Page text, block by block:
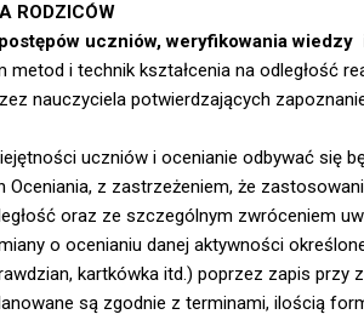
RODZICÓW
uczniów, weryfikowania
metod i technik kształcenia na odległość
nauczyciela potwierdzających
uczniów i ocenianie odbywać się
z zastrzeżeniem, że
oraz ze szczególnym zwróceniem
o ocenianiu danej aktywności
kartkówka itd.) poprzez zapis przy
są zgodnie z terminami, ilością